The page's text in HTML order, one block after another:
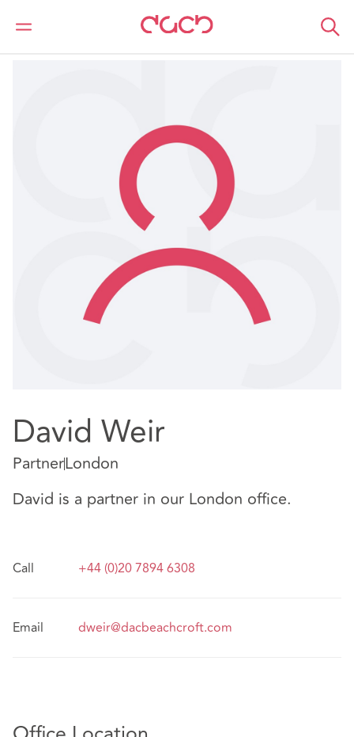
DAC Beachcroft Notre Équipe
David Weir
PartnerLondon
David is a partner in our London office.
Call +44 (0)20 7894 6308
Email dweir@dacbeachcroft.com